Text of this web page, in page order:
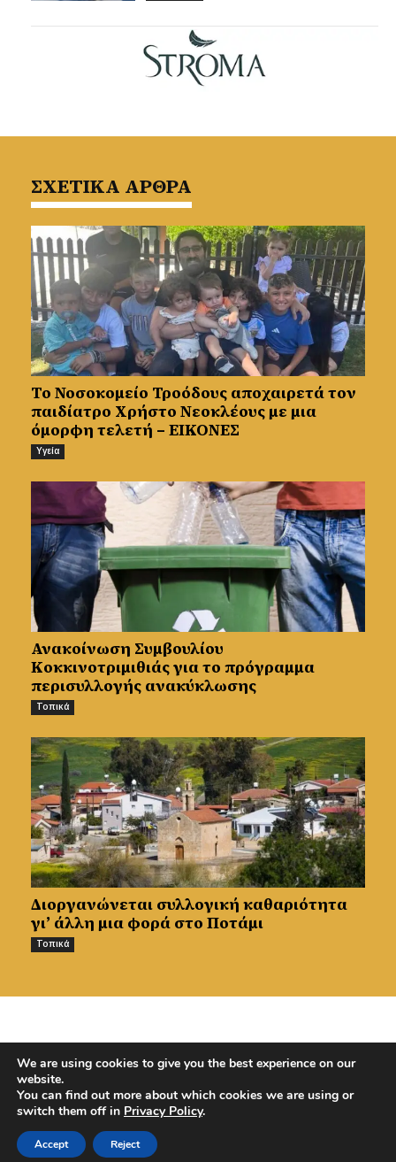
ΣΧΕΤΙΚΑ ΑΡΘΡΑ
Το Νοσοκομείο Τροόδους αποχαιρετά τον
παιδίατρο Χρήστο Νεοκλέους με μια
όμορφη τελετή – ΕΙΚΟΝΕΣ
Υγεία
Ανακοίνωση Συμβουλίου
Κοκκινοτριμιθιάς για το πρόγραμμα
περισυλλογής ανακύκλωσης
Τοπικά
Διοργανώνεται συλλογική καθαριότητα
γι’ άλλη μια φορά στο Ποτάμι
Τοπικά
PREVIOUS ARTICLE
Έρχεται για δεύτερη
χρονιά το Kambos
Mountain Race – Όλες οι
πληροφορίες – Βίντεο
NEXT ARTICLE
Δείτε τι ετοιμάζει το
γιορτές
We are using cookies to give you the best experience on our
website.
You can find out more about which cookies we are using or
switch them off in Privacy Policy.
Accept Reject